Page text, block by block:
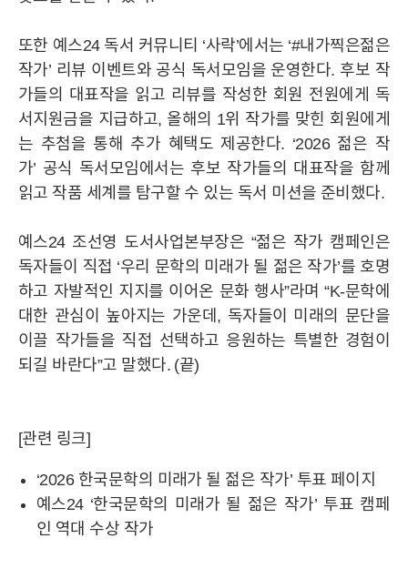
CAREER
또한 예스24 독서 커뮤니티 ‘사락’에서는 ‘#내가찍은젊은
작가’ 리뷰 이벤트와 공식 독서모임을 운영한다. 후보 작
가들의 대표작을 읽고 리뷰를 작성한 회원 전원에게 독
서지원금을 지급하고, 올해의 1위 작가를 맞힌 회원에게
는 추첨을 통해 추가 혜택도 제공한다. ‘2026 젊은 작
가’ 공식 독서모임에서는 후보 작가들의 대표작을 함께
읽고 작품 세계를 탐구할 수 있는 독서 미션을 준비했다.
예스24 조선영 도서사업본부장은 “젊은 작가 캠페인은
독자들이 직접 ‘우리 문학의 미래가 될 젊은 작가’를 호명
하고 자발적인 지지를 이어온 문화 행사”라며 “K-문학에
대한 관심이 높아지는 가운데, 독자들이 미래의 문단을
이끌 작가들을 직접 선택하고 응원하는 특별한 경험이
되길 바란다”고 말했다. (끝)
[관련 링크]
‘2026 한국문학의 미래가 될 젊은 작가’ 투표 페이지
예스24 ‘한국문학의 미래가 될 젊은 작가’ 투표 캠페
인 역대 수상 작가